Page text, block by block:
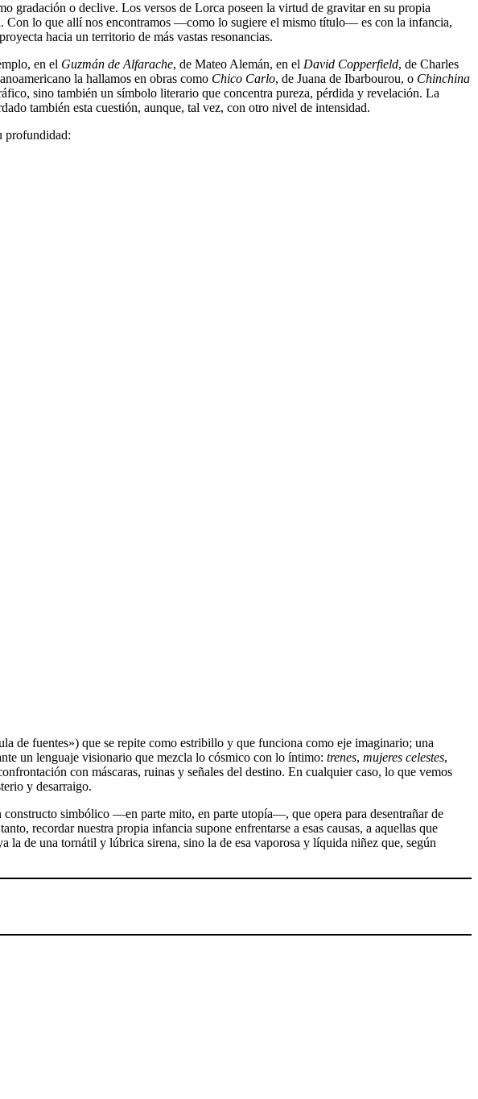
gradación o declive. Los versos de Lorca poseen la virtud de gravitar en su propia
Con lo que allí nos encontramos —como lo sugiere el mismo título— es con la infancia,
hacia un territorio de más vastas resonancias.
en el Guzmán de Alfarache, de Mateo Alemán, en el David Copperfield, de Charles
la hallamos en obras como Chico Carlo, de Juana de Ibarbourou, o Chinchina
sino también un símbolo literario que concentra pureza, pérdida y revelación. La
también esta cuestión, aunque, tal vez, con otro nivel de intensidad.
profundidad:
de fuentes») que se repite como estribillo y que funciona como eje imaginario; una
un lenguaje visionario que mezcla lo cósmico con lo íntimo: trenes, mujeres celestes,
con máscaras, ruinas y señales del destino. En cualquier caso, lo que vemos
y desarraigo.
simbólico —en parte mito, en parte utopía—, que opera para desentrañar de
recordar nuestra propia infancia supone enfrentarse a esas causas, a aquellas que
la de una tornátil y lúbrica sirena, sino la de esa vaporosa y líquida niñez que, según